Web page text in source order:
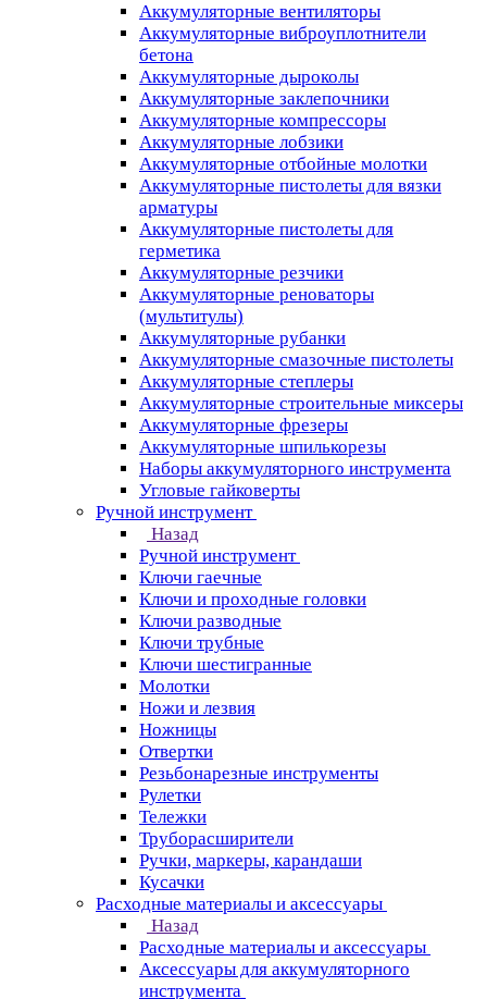
Аккумуляторные вентиляторы
Аккумуляторные виброуплотнители
бетона
Аккумуляторные дыроколы
Аккумуляторные заклепочники
Аккумуляторные компрессоры
Аккумуляторные лобзики
Аккумуляторные отбойные молотки
Аккумуляторные пистолеты для вязки
арматуры
Аккумуляторные пистолеты для
герметика
Аккумуляторные резчики
Аккумуляторные реноваторы
(мультитулы)
Аккумуляторные рубанки
Аккумуляторные смазочные пистолеты
Аккумуляторные степлеры
Аккумуляторные строительные миксеры
Аккумуляторные фрезеры
Аккумуляторные шпилькорезы
Наборы аккумуляторного инструмента
Угловые гайковерты
Ручной инструмент
Назад
Ручной инструмент
Ключи гаечные
Ключи и проходные головки
Ключи разводные
Ключи трубные
Ключи шестигранные
Молотки
Ножи и лезвия
Ножницы
Отвертки
Резьбонарезные инструменты
Рулетки
Тележки
Труборасширители
Ручки, маркеры, карандаши
Кусачки
Расходные материалы и аксессуары
Назад
Расходные материалы и аксессуары
Аксессуары для аккумуляторного
инструмента